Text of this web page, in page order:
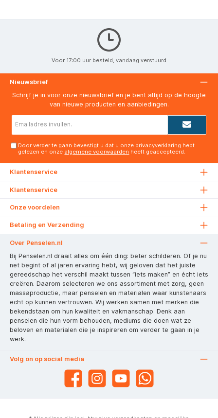
Voor 17:00 uur besteld, vandaag verstuurd
Nieuwsbrief
Schrijf je in voor onze nieuwsbrief en je bent altijd op de hoogte
van nieuwe producten en aanbiedingen.
Door verder te gaan bevestigt u dat u onze privacyverklaring hebt
gelezen en onze algemene voorwaarden heeft geaccepteerd.
Klantenservice
Klantenservice
Onze voordelen
Betaling en Verzending
Over Penselen.nl
Bij Penselen.nl draait alles om één ding: beter schilderen. Of je nu
net begint of al jaren ervaring hebt, wij geloven dat het juiste
gereedschap het verschil maakt tussen “iets maken” en écht iets
creëren. Daarom selecteren we ons assortiment met zorg, geen
massaproductie, maar penselen en materialen waar kunstenaars
echt op kunnen vertrouwen. Wij werken samen met merken die
bekendstaan om hun kwaliteit en vakmanschap. Denk aan
penselen die hun vorm behouden, mediums die doen wat ze
beloven en materialen die je inspireren om verder te gaan in je
werk.
Volg on op social media